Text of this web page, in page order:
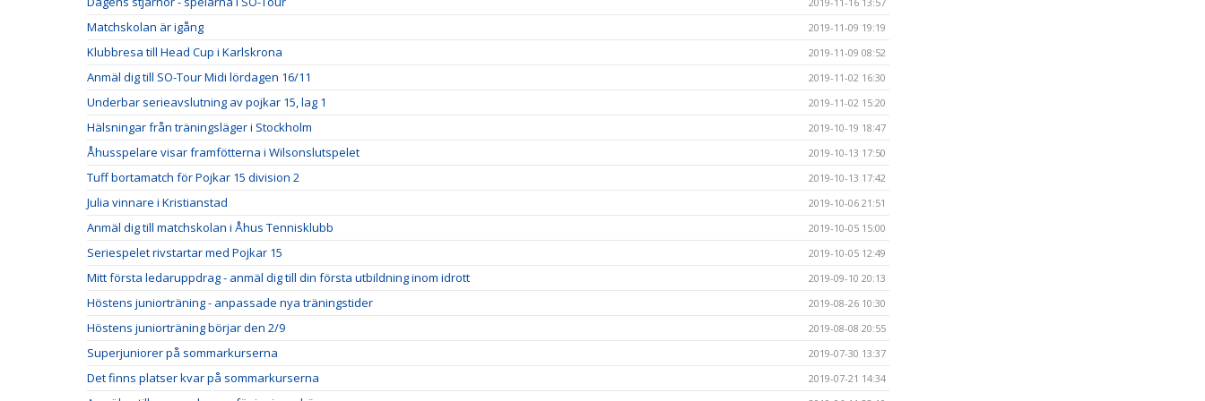
Matchskolan är igång 2019-11-09 19:19
Klubbresa till Head Cup i Karlskrona 2019-11-09 08:52
Anmäl dig till SO-Tour Midi lördagen 16/11 2019-11-02 16:30
Underbar serieavslutning av pojkar 15, lag 1 2019-11-02 15:20
Hälsningar från träningsläger i Stockholm 2019-10-19 18:47
Åhusspelare visar framfötterna i Wilsonslutspelet 2019-10-13 17:50
Tuff bortamatch för Pojkar 15 division 2 2019-10-13 17:42
Julia vinnare i Kristianstad 2019-10-06 21:51
Anmäl dig till matchskolan i Åhus Tennisklubb 2019-10-05 15:00
Seriespelet rivstartar med Pojkar 15 2019-10-05 12:49
Mitt första ledaruppdrag - anmäl dig till din första utbildning inom idrott 2019-09-10 20:13
Höstens juniorträning - anpassade nya träningstider 2019-08-26 10:30
Höstens juniorträning börjar den 2/9 2019-08-08 20:55
Superjuniorer på sommarkurserna 2019-07-30 13:37
Det finns platser kvar på sommarkurserna 2019-07-21 14:34